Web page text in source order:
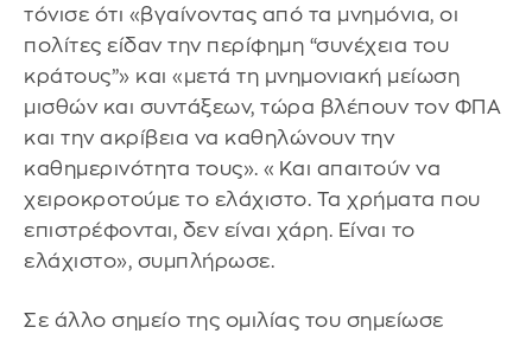
τόνισε ότι «βγαίνοντας από τα μνημόνια, οι
πολίτες είδαν την περίφημη “συνέχεια του
κράτους”» και «μετά τη μνημονιακή μείωση
μισθών και συντάξεων, τώρα βλέπουν τον ΦΠΑ
και την ακρίβεια να καθηλώνουν την
καθημερινότητα τους». «Και απαιτούν να
χειροκροτούμε το ελάχιστο. Τα χρήματα που
επιστρέφονται, δεν είναι χάρη. Είναι το
ελάχιστο», συμπλήρωσε.
Σε άλλο σημείο της ομιλίας του σημείωσε